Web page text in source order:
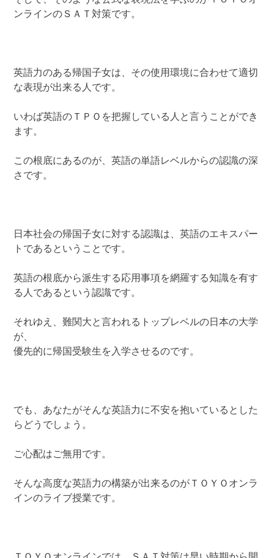
ンラインのＳＡＴ対策です。
英語力のある帰国子女は、その使用環境に合わせて適切
な表現が出来る人です。
いわば英語のＴＰＯを把握している人と言うことができ
ます。
この根底にあるのが、英語の単語レベルからの認識の深
さです。
日本社会の帰国子女に対する認識は、英語のエキスパー
トであるということです。
英語の根底から派生する応用事項を網羅する知識を有す
る人であるという認識です。
それゆえ、難関大と言われるトップレベルの日本の大学
が、
優先的に帰国受験生を入学させるのです。
でも、あなたがそんな英語力に不安を抱いているとした
らどうでしょう。
ご心配はご無用です。
そんな高度な英語力の構築が出来るのがＴＯＹＯオンラ
インのライブ授業です。